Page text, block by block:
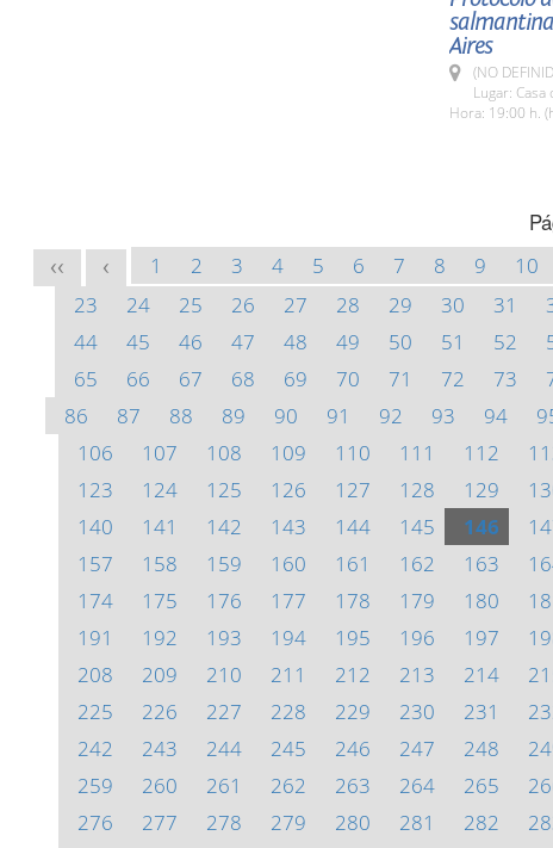
Aires
(NO
Lugar: Casa
Hora: 19:00 h.
<< < 1 2 3 4 5 6 7 8 9 10
23
24 25 26 27 28 29 30 31
44
45 46 47 48 49 50 51 52
65
66 67 68 69 70 71 72 73
86
87 88 89 90 91 92 93 94
106
107 108 109 110 111 112
123
124 125 126 127 128 129
140
141 142 143 144 145 146
157
158 159 160 161 162 163
174
175 176 177 178 179 180
191
192 193 194 195 196 197
208
209 210 211 212 213 214
225
226 227 228 229 230 231
242
243 244 245 246 247 248
259
260 261 262 263 264 265
276
277 278 279 280 281 282